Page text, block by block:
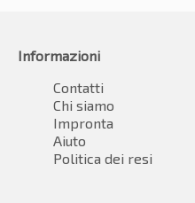
Informazioni
Contatti
Chi siamo
Impronta
Aiuto
Politica dei resi